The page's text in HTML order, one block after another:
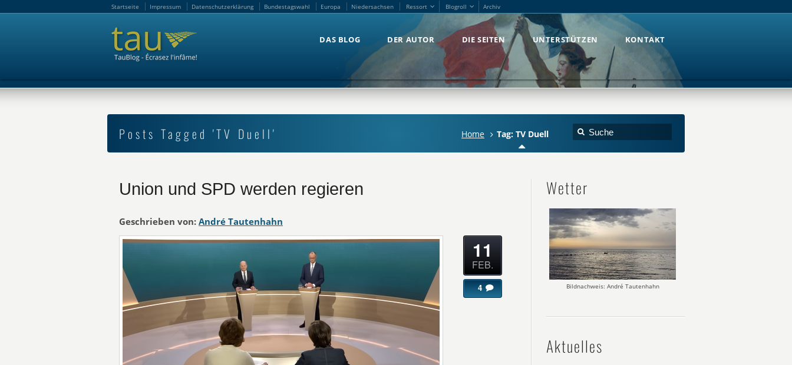
Startseite Impressum Datenschutzerklärung Bundestagswahl Europa Niedersachsen Ressort Blogroll Archiv
DAS BLOG DER AUTOR DIE SEITEN UNTERSTÜTZEN KONTAKT
Posts Tagged 'TV Duell' Home Tag: TV Duell
Union und SPD werden regieren
Geschrieben von: André Tautenhahn
11
FEB.
4
Wetter
Bildnachweis: André Tautenhahn
Aktuelles
Startseite Impressum Datenschutzerklärung Bundestagswahl Europa Niedersachsen Ressort Blogroll Archiv
DAS BLOG DER AUTOR DIE SEITEN UNTERSTÜTZEN KONTAKT